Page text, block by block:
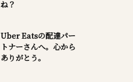
ね？
Uber Eatsの配達パー
トナーさんへ。心から
ありがとう。